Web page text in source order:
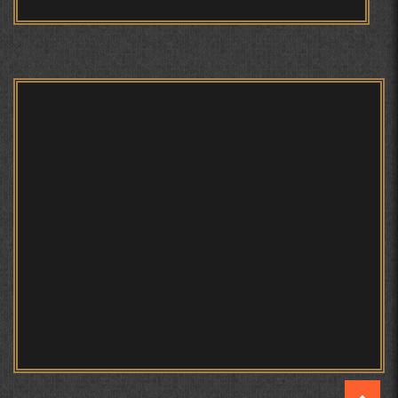
БЕРУНӢ ВА НАВРӮЗИ АҶАМ
МОҲИЯТИ ИҶТИМОИИ ТАСВИР ДАР ШЕЪРИ ҚУТБӢ